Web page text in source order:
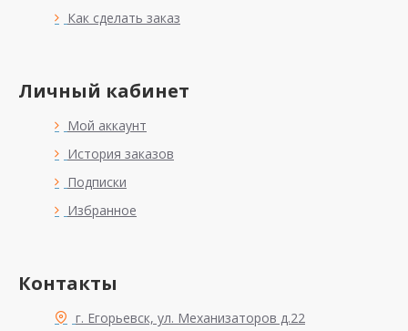
Как сделать заказ
Личный кабинет
Мой аккаунт
История заказов
Подписки
Избранное
Контакты
г. Егорьевск, ул. Механизаторов д.22